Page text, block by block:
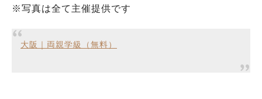
※写真は全て主催提供です
大阪｜両親学級（無料）